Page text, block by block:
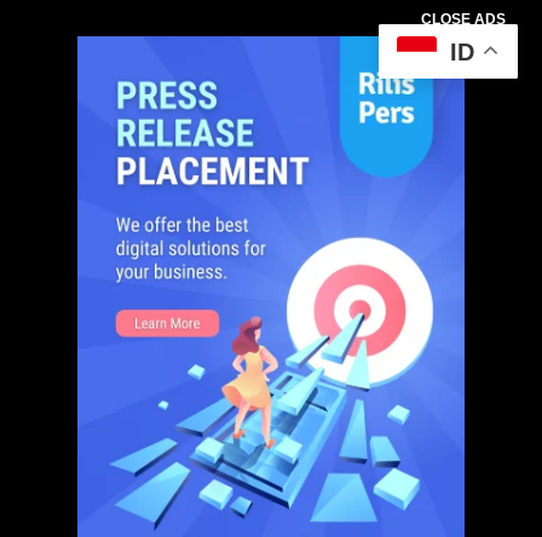
CLOSE ADS
ID